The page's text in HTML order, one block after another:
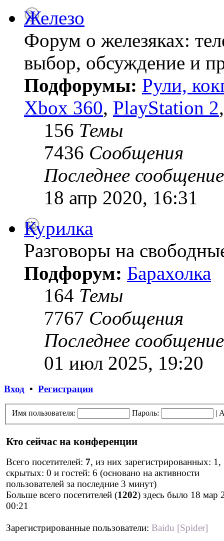
Железо
Форум о железяках:
выбор, обсуждение и
Подфорумы: Рули,
Xbox 360, PlayStation 2
156 Темы
7436 Сообщения
Последнее сообщение
18 апр 2020, 16:31
Курилка
Разговоры на
Подфорум: Барахолка
164 Темы
7767 Сообщения
Последнее сообщение
01 июл 2025, 19:20
Вход • Регистрация
Имя пользователя: Пароль: |
Кто сейчас на конференции
Всего посетителей: 7, из них зарегистрированных: 1,
скрытых: 0 и гостей: 6 (основано на активности
пользователей за последние 3 минут)
Больше всего посетителей (1202) здесь было 18 мар
00:21
Зарегистрированные пользователи: Baidu [Spider]